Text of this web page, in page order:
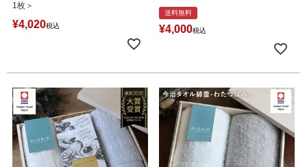
1枚＞
¥4,020税込
送料無料
¥4,000税込